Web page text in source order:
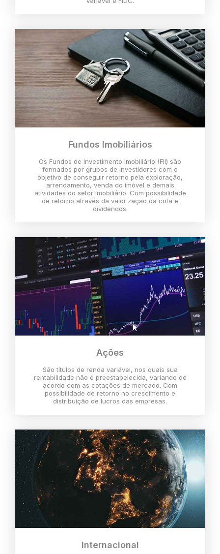
Fundos Imobiliários
Os Fundos de Investimento Imobiliário (FII) são
formados por grupos de investidores com o
objetivo de conseguir retorno pela exploração,
arrendamento, venda do imóvel e demais
atividades do setor imobiliário. Com possibilidade
de retorno através da valorização da cota e
dividendos.
Ações
São títulos de renda variável, nos quais sua
rentabilidade não é preestabelecida, variando de
acordo com as cotações de mercado. Com
possibilidade de retorno no crescimento e
distribuição de lucros das empresas.
Internacional